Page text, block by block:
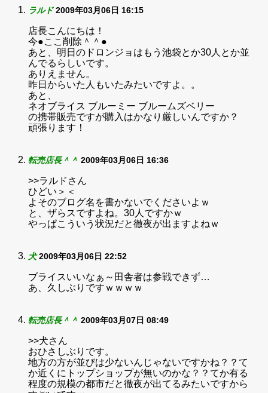
ラルド 2009年03月06日 16:15
店長こんにちは！
今●ここ削除＾＾●
あと、明日のドロンジョはもう池袋とか30人とか並
んでるらしいです。
ありえません。
昨日からいた人もいたみたいですよ。。
あと、
ネオブライス ブルーミー ブルームズベリー
の携帯販売ですが購入はかなり厳しいんですか？
頑張ります！
転売店長＾＾ 2009年03月06日 16:36
>>ラルドさん
ひどい＞＜
よそのブログ名を書かないでくださいよｗ
と、ザらスですよね。30人ですかｗ
やっぱこういう状況だと徹夜が出ますよねｗ
犬 2009年03月06日 22:52
ブライスいいなぁ～田舎者は参戦できず…
あ、久しぶりですｗｗｗｗ
転売店長＾＾ 2009年03月07日 08:49
>>犬さん
おひさしぶりです。
地方の方が並びは少ないんじゃないですかね？？て
か近くにトップショップが無いのかな？？てか有る
程度の規模の都市だと徹夜が出てるみたいですから